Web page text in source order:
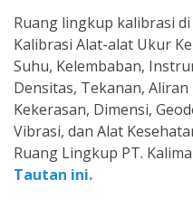
Ruang lingkup kalibrasi
Kalibrasi Alat-alat Ukur
Suhu, Kelembaban,
Densitas, Tekanan, Aliran
Kekerasan, Dimensi,
Vibrasi, dan Alat
Ruang Lingkup PT.
Tautan ini.